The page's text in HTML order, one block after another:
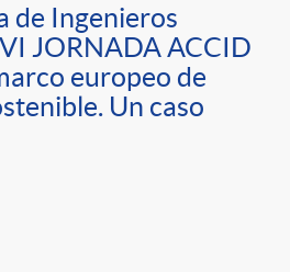
de Ingenieros
JORNADA ACCID
europeo de
Un caso